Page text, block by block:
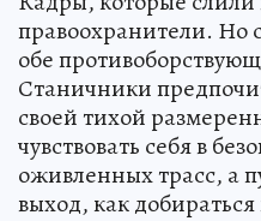
правоохранители. Но
обе
Станичники
своей тихой
чувствовать себя в
оживленных трасс, а
выход, как